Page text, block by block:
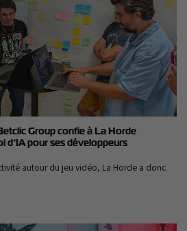
Group confie à La Horde
d’IA pour ses développeurs
autour du jeu vidéo, La Horde a donc